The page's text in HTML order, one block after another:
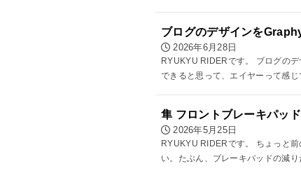
ブログのデザインを
2026年6月28日
RYUKYU RIDERです。 ブログの
できると思って、エイヤーって感じ
隼 フロントブレーキパッ
2026年5月25日
RYUKYU RIDERです。 ちょっと
い。たぶん、ブレーキパッドの減り